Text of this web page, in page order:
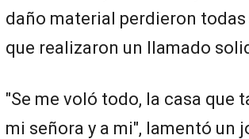
daño material perdieron
que realizaron un llamado
"Se me voló todo, la casa
mi señora y a mi", lamentó un